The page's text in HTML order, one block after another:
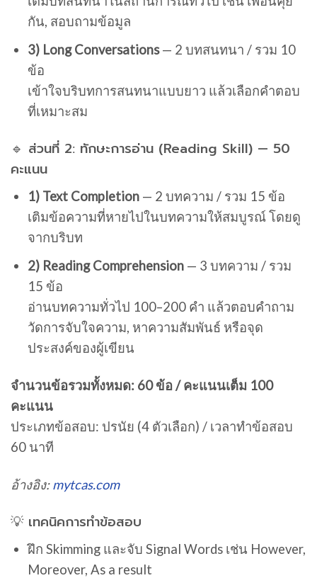
กัน, สอบถามข้อมูล
3) Long Conversations— 2 บทสนทนา / รวม 10
ข้อ
เข้าใจบริบทการสนทนาแบบยาว แล้วเลือกคำตอบ
ที่เหมาะสม
🔹 ส่วนที่ 2: ทักษะการอ่าน (Reading Skill) — 50
คะแนน
1) Text Completion— 2 บทความ / รวม 15 ข้อ
เติมข้อความที่หายไปในบทความให้สมบูรณ์ โดยดู
จากบริบท
2) Reading Comprehension— 3 บทความ / รวม
15 ข้อ
อ่านบทความทั่วไป 100–200 คำ แล้วตอบคำถาม
วัดการจับใจความ, หาความสัมพันธ์ หรือจุด
ประสงค์ของผู้เขียน
จำนวนข้อรวมทั้งหมด: 60 ข้อ / คะแนนเต็ม 100
คะแนน
ประเภทข้อสอบ: ปรนัย (4 ตัวเลือก) / เวลาทำข้อสอบ
60 นาที
อ้างอิง:mytcas.com
💡 เทคนิคการทำข้อสอบ
ฝึก Skimming และจับ Signal Words เช่น However,
Moreover, As a result